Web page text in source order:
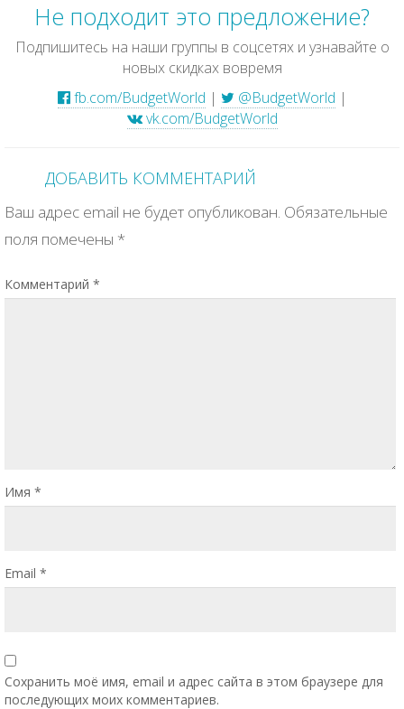
Не подходит это предложение?
Подпишитесь на наши группы в соцсетях и узнавайте о
новых скидках вовремя
fb.com/BudgetWorld | @BudgetWorld |
vk.com/BudgetWorld
ДОБАВИТЬ КОММЕНТАРИЙ
Ваш адрес email не будет опубликован. Обязательные
поля помечены *
Комментарий *
Имя *
Email *
Сохранить моё имя, email и адрес сайта в этом браузере для
последующих моих комментариев.